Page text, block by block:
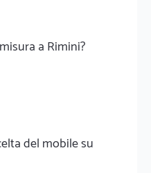
a Rimini?
del mobile su